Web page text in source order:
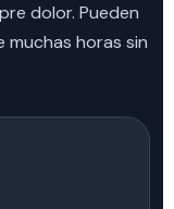
dolor. Pueden
muchas horas sin